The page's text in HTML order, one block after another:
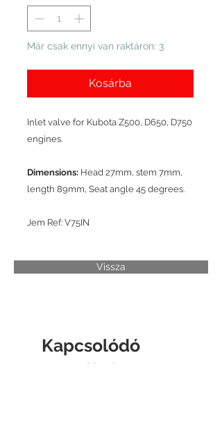
Már csak ennyi van raktáron: 3
Kosárba
Inlet valve for Kubota Z500, D650, D750
engines.
Dimensions: Head 27mm, stem 7mm,
length 89mm, Seat angle 45 degrees.
Jem Ref: V75IN
Vissza
Kapcsolódó
termékek